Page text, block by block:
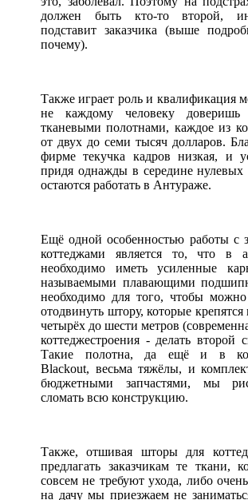
должен быть кто-то второй,
подставит заказчика (выше
почему).
Также играет роль и квалификация
не каждому человеку доверишь
тканевыми полотнами, каждое из
от двух до семи тысяч долларов.
фирме текучка кадров низкая, и
придя однажды в середине нулевых
остаются работать в Антураже.
Ещё одной особенностью работы с
коттеджами является то, что в
необходимо иметь усиленные
называемыми плавающими
необходимо для того, чтобы
отодвинуть штору, которые крепятся
четырёх до шести метров
коттеджестроения - делать второй
Такие полотна, да ещё и в
Blackout, весьма тяжёлы, и
бюджетными запчастями, мы
сломать всю конструкцию.
Также, отшивая шторы для
предлагать заказчикам те ткани,
совсем не требуют ухода, либо
на дачу мы приезжаем не